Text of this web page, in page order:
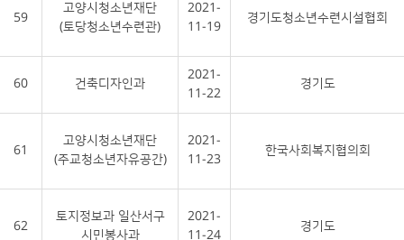
59
고양시청소년재단
(토당청소년수련관)
2021-
11-19
경기도청소년수련시설협회
60 건축디자인과
2021-
11-22
경기도
61
고양시청소년재단
(주교청소년자유공간)
2021-
11-23
한국사회복지협의회
62
토지정보과 일산서구
시민봉사과
2021-
11-24
경기도